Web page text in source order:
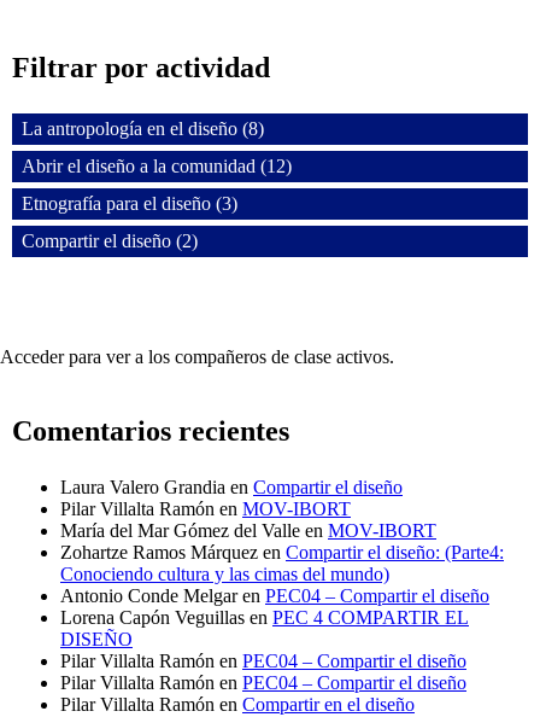
Filtrar por actividad
La antropología en el diseño (8)
Abrir el diseño a la comunidad (12)
Etnografía para el diseño (3)
Compartir el diseño (2)
Acceder para ver a los compañeros de clase activos.
Comentarios recientes
Laura Valero Grandia en Compartir el diseño
Pilar Villalta Ramón en MOV-IBORT
María del Mar Gómez del Valle en MOV-IBORT
Zohartze Ramos Márquez en Compartir el diseño: (Parte4:
Conociendo cultura y las cimas del mundo)
Antonio Conde Melgaren PEC04 – Compartir el diseño
Lorena Capón Veguillas en PEC 4 COMPARTIR EL
DISEÑO
Pilar Villalta Ramón en PEC04 – Compartir el diseño
Pilar Villalta Ramón en PEC04 – Compartir el diseño
Pilar Villalta Ramón en Compartir en el diseño